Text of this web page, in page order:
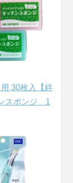
30枚入【絆
スポンジ 1